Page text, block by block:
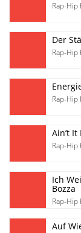
Rap-Hip
Der
Rap-Hip
Rap-Hip
Ain’t
Rap-Hip
Ich
Bozza
Rap-Hip
Auf